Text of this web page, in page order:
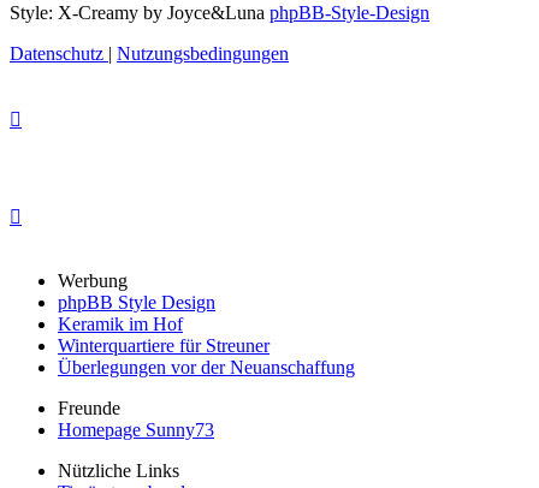
Style: X-Creamy by Joyce&Luna phpBB-Style-Design
Datenschutz | Nutzungsbedingungen
Werbung
phpBB Style Design
Keramik im Hof
Winterquartiere für Streuner
Überlegungen vor der Neuanschaffung
Freunde
Homepage Sunny73
Nützliche Links